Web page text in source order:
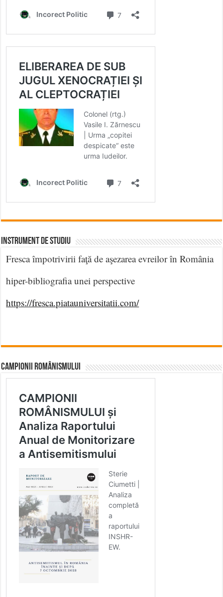
INSTRUMENT DE STUDIU
Fresca împotrivirii faţă de aşezarea evreilor în România
hiper-bibliografia unei perspective
https://fresca.piatauniversitatii.com/
CAMPIONII ROMÂNISMULUI